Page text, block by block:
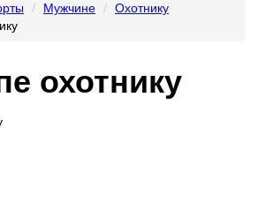
Мужчине
Охотнику
охотнику